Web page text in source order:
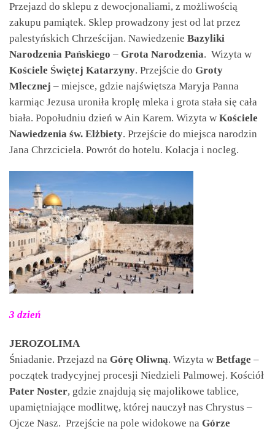
Przejazd do sklepu z dewocjonaliami, z możliwością
zakupu pamiątek. Sklep prowadzony jest od lat przez
palestyńskich Chrześcijan. Nawiedzenie Bazyliki
Narodzenia Pańskiego – Grota Narodzenia. Wizyta w
Kościele Świętej Katarzyny. Przejście do Groty
Mlecznej – miejsce, gdzie najświętsza Maryja Panna
karmiąc Jezusa uroniła kroplę mleka i grota stała się cała
biała. Popołudniu dzień w Ain Karem. Wizyta w Kościele
Nawiedzenia św. Elżbiety. Przejście do miejsca narodzin
Jana Chrzciciela. Powrót do hotelu. Kolacja i nocleg.
3 dzień
JEROZOLIMA
Śniadanie. Przejazd na Górę Oliwną. Wizyta w Betfage –
początek tradycyjnej procesji Niedzieli Palmowej. Kościół
Pater Noster, gdzie znajdują się majolikowe tablice,
upamiętniające modlitwę, której nauczył nas Chrystus –
Ojcze Nasz. Przejście na pole widokowe na Górze